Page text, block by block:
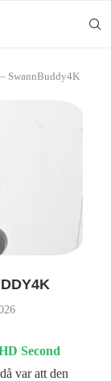
SwannBuddy4K
Second
var att den